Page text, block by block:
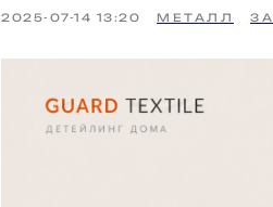
2025-07-14 13:20 МЕТАЛЛ